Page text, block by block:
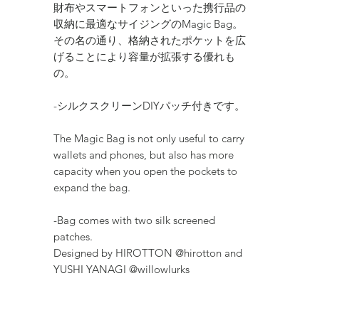
財布やスマートフォンといった携行品の
収納に最適なサイジングのMagic Bag。
その名の通り、格納されたポケットを広
げることにより容量が拡張する優れも
の。
-シルクスクリーンDIYパッチ付きです。
The Magic Bag is not only useful to carry
wallets and phones, but also has more
capacity when you open the pockets to
expand the bag.
-Bag comes with two silk screened
patches.
Designed by HIROTTON @hirotton and
YUSHI YANAGI @willowlurks